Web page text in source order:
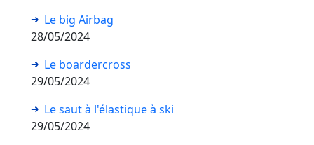
Le big Airbag
28/05/2024
Le boardercross
29/05/2024
Le saut à l'élastique à ski
29/05/2024